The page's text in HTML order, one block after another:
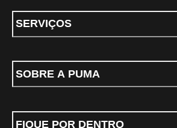
SERVIÇOS
SOBRE A PUMA
FIQUE POR DENTRO